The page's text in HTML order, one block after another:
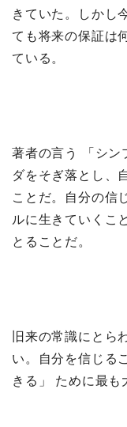
きていた。しかし
ても将来の保証は
ている。
著者の言う 「シン
ダをそぎ落とし、
ことだ。自分の信
ルに生きていくこ
とることだ。
旧来の常識にとら
い。自分を信じる
きる」 ために最も